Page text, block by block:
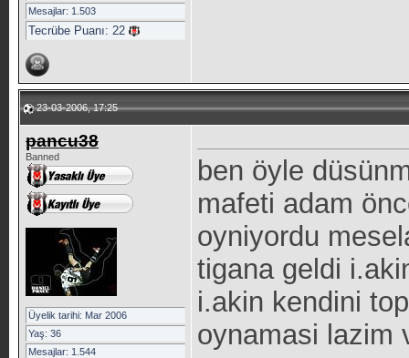
Mesajlar: 1.503
Tecrübe Puanı: 22
23-03-2006, 17:25
pancu38
Banned
Üyelik tarihi: Mar 2006
Yaş: 36
Mesajlar: 1.544
ben öyle
mafeti adam
oyniyordu
tigana geldi
i.akin kendini
oynamasi lazim